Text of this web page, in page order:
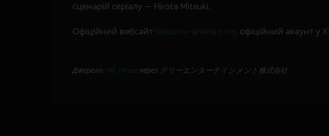
сценарій серіалу — Hirota Mitsuki.
Офіційний вебсайт: kokoore-anime.com, офіційний акаунт у X:
Джерело: PR Times через グリーエンターテインメント株式会社